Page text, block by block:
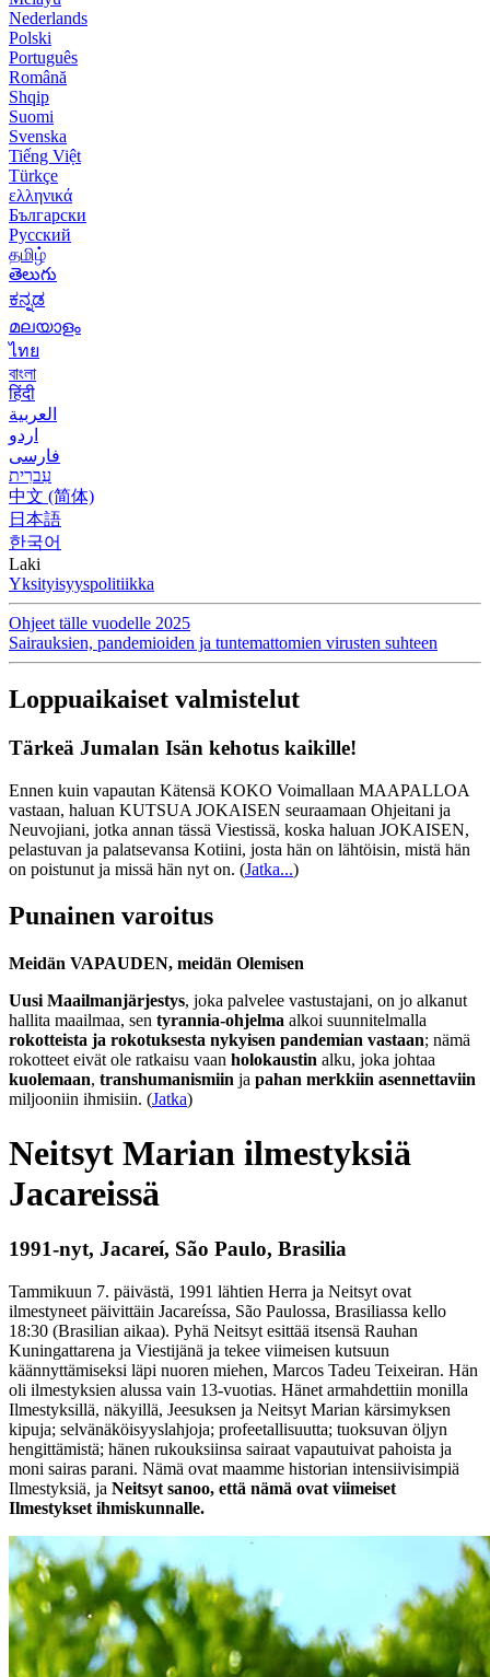
Nederlands
Polski
Português
Română
Shqip
Suomi
Svenska
Tiếng Việt
Türkçe
ελληνικά
Български
Русский
தமிழ்
తెలుగు
ಕನ್ನಡ
മലയാളം
ไทย
বাংলা
हिंदी
العربية
اردو
فارسی
עִברִית
中文 (简体)
日本語
한국어
Laki
Yksityisyyspolitiikka
Ohjeet tälle vuodelle 2025
Sairauksien, pandemioiden ja tuntemattomien virusten suhteen
Loppuaikaiset valmistelut
Tärkeä Jumalan Isän kehotus kaikille!
Ennen kuin vapautan Kätensä KOKO Voimallaan MAAPALLOA
vastaan, haluan KUTSUA JOKAISEN seuraamaan Ohjeitani ja
Neuvojiani, jotka annan tässä Viestissä, koska haluan JOKAISEN,
pelastuvan ja palatsevansa Kotiini, josta hän on lähtöisin, mistä hän
on poistunut ja missä hän nyt on. (Jatka...)
Punainen varoitus
Meidän VAPAUDEN, meidän Olemisen
Uusi Maailmanjärjestys, joka palvelee vastustajani, on jo alkanut
hallita maailmaa, sen tyrannia-ohjelma alkoi suunnitelmalla
rokotteista ja rokotuksesta nykyisen pandemian vastaan; nämä
rokotteet eivät ole ratkaisu vaan holokaustin alku, joka johtaa
kuolemaan, transhumanismiin ja pahan merkkiin asennettaviin
miljooniin ihmisiin. (Jatka)
Neitsyt Marian ilmestyksiä
Jacareissä
1991-nyt, Jacareí, São Paulo, Brasilia
Tammikuun 7. päivästä, 1991 lähtien Herra ja Neitsyt ovat
ilmestyneet päivittäin Jacareíssa, São Paulossa, Brasiliassa kello
18:30 (Brasilian aikaa). Pyhä Neitsyt esittää itsensä Rauhan
Kuningattarena ja Viestijänä ja tekee viimeisen kutsuun
käännyttämiseksi läpi nuoren miehen, Marcos Tadeu Teixeiran. Hän
oli ilmestyksien alussa vain 13-vuotias. Hänet armahdettiin monilla
Ilmestyksillä, näkyillä, Jeesuksen ja Neitsyt Marian kärsimyksen
kipuja; selvänäköisyyslahjoja; profeetallisuutta; tuoksuvan öljyn
hengittämistä; hänen rukouksiinsa sairaat vapautuivat pahoista ja
moni sairas parani. Nämä ovat maamme historian intensiivisimpiä
Ilmestyksiä, ja Neitsyt sanoo, että nämä ovat viimeiset
Ilmestykset ihmiskunnalle.